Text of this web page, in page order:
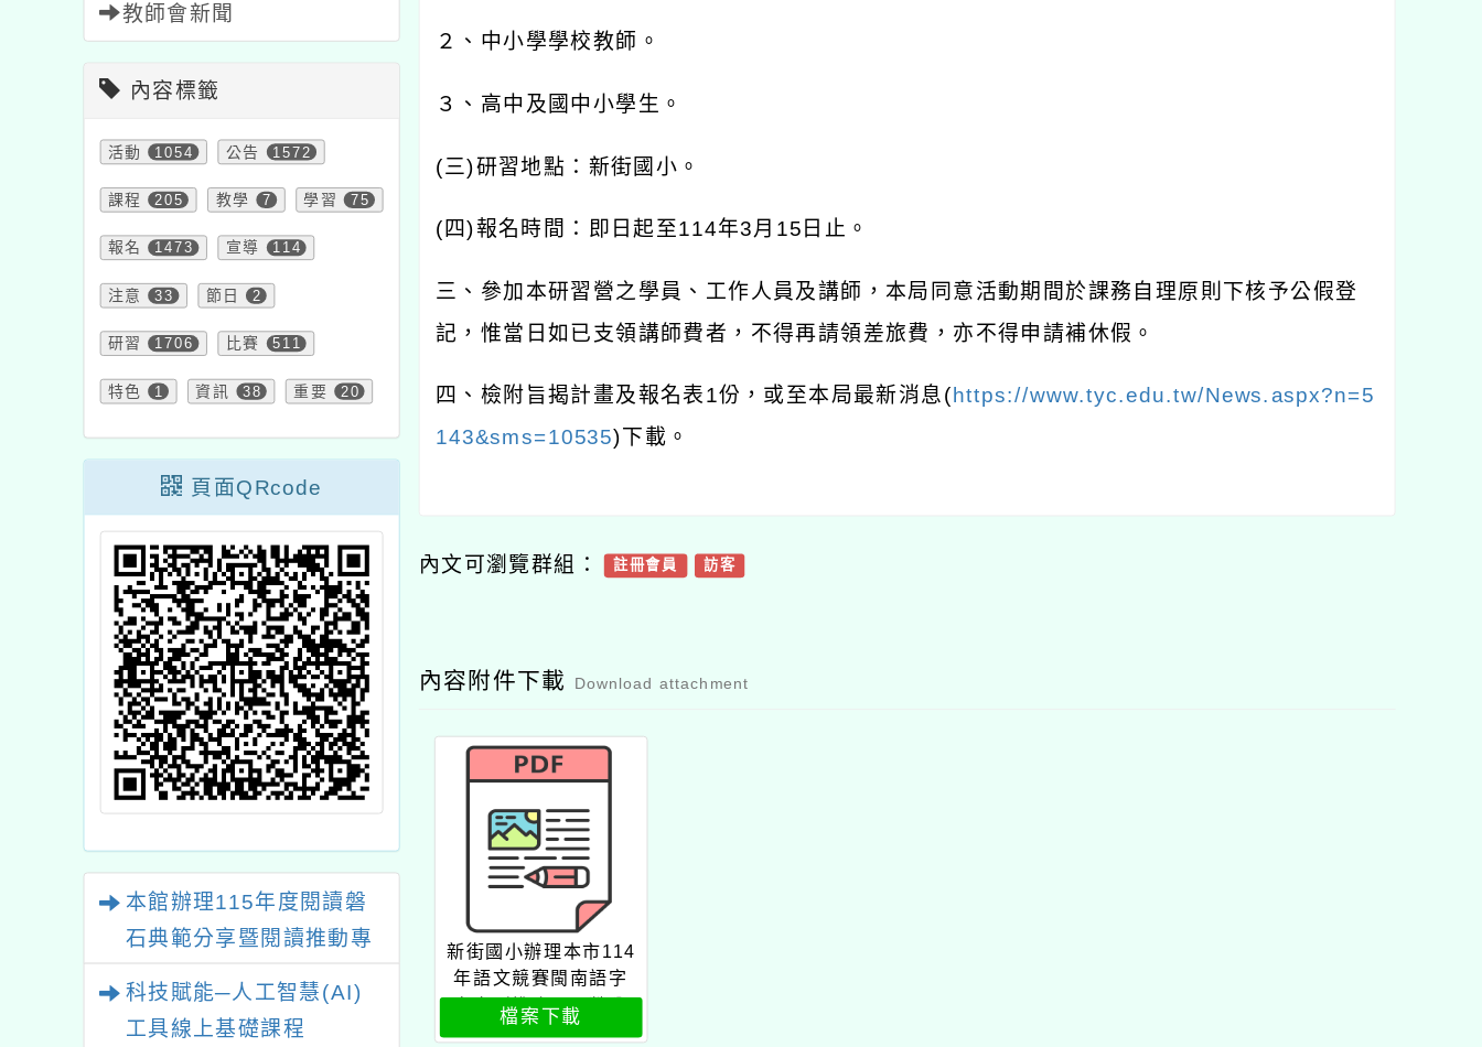
教師會新聞
內容標籤
活動 1054 公告 1572
課程 205 教學 7 學習 75
報名 1473 宣導 114
注意 33 節日 2
研習 1706 比賽 511
特色 1 資訊 38 重要 20
頁面QRcode
本館辦理115年度閱讀磐
石典範分享暨閱讀推動專
科技賦能─人工智慧(AI)
工具線上基礎課程
２、中小學學校教師。
３、高中及國中小學生。
(三)研習地點：新街國小。
( 四)報名時間：即日起至114年3月 15 日止。
三、參加本研習營之學員、工作人員及講師，本局同意活動期間於課務自理原則下核予公假登
記，惟當日如已支領講師費者，不得再請領差旅費，亦不得申請補休假。
四、檢附旨揭計畫及報名表1份，或至本局最新消息( https://www.tyc.edu.tw/News.aspx?n=5
143&sms=10535)下載。
內文可瀏覽群組： 註冊會員 訪客
內容附件下載 Download attachment
新街國小辦理本市114
年語文競賽閩南語字
音字形推廣研習營公
文
檔案下載